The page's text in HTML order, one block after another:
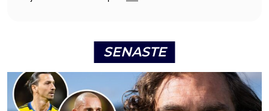
SENASTE